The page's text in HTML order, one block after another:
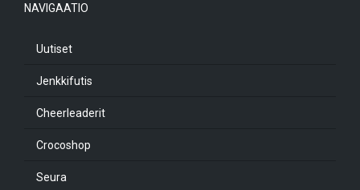
NAVIGAATIO
Uutiset
Jenkkifutis
Cheerleaderit
Crocoshop
Seura